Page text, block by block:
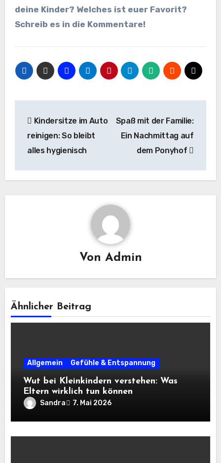
deine Kinder? Welches ist euer Favorit?
Schreib es in die Kommentare!
Kindersitze im Auto
reinigen: So bleibt
alles hygienisch
Spaß mit der Familie:
Ein Nachmittag auf
dem Ponyhof
Von Admin
Ähnlicher Beitrag
Allgemein Gefühle & Entspannung
Wut bei Kleinkindern verstehen: Was
Eltern wirklich tun können
Sandra 7. Mai 2026